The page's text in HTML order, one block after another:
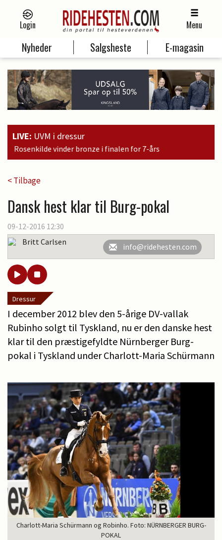
Login Menu
Nyheder Salgsheste E-magasin
LIVE: UVM i dressur
i finalen for 7-års
< Tilbage
Dansk hest klar til Burg-pokal
09-12-2016 12:30
Britt Carlsen
info@ridehesten.com
Dressur
I december 2012 blev den 5-årige DV-vallak
Rubinho solgt til Tyskland, nu er den danske hest
klar til den præstigefyldte Nürnberger Burg-
pokal i Tyskland under Charlott-Maria Schürmann
Charlott-Maria Schürmann og Robinho. Foto: NÜRNBERGER BURG-
POKAL